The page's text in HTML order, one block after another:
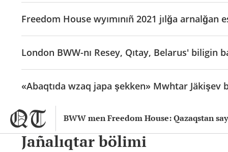
BWW men Freedom House: Qazaqstan
Freedom House wyımınıñ 2021 jılğa arnalğan
London BWW-nı Resey, Qıtay, Belarus' biligin
«Abaqtıda wzaq japa şekken» Mwhtar Jäkişev
Jañalıqtar bölimi